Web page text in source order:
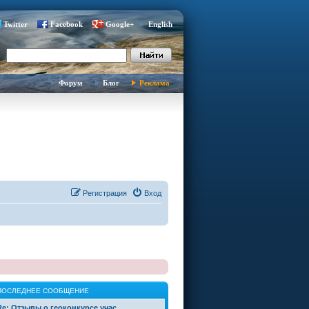
Twitter Facebook Google+ English
Форум Блог Реклама
Вход
Регистрация
СООБЩЕНИЕ